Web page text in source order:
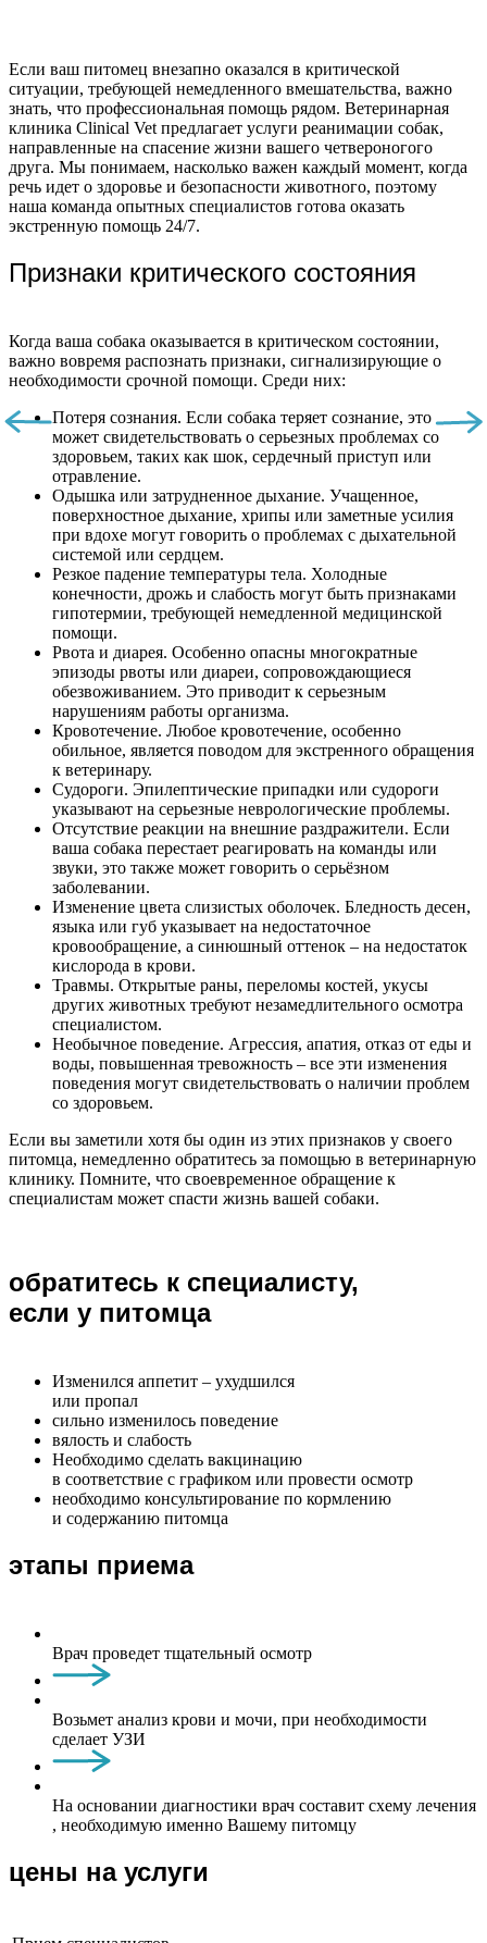
Если ваш питомец внезапно оказался в критической
ситуации, требующей немедленного вмешательства, важно
знать, что профессиональная помощь рядом. Ветеринарная
клиника Clinical Vet предлагает услуги реанимации собак,
направленные на спасение жизни вашего четвероногого
друга. Мы понимаем, насколько важен каждый момент, когда
речь идет о здоровье и безопасности животного, поэтому
наша команда опытных специалистов готова оказать
экстренную помощь 24/7.
Признаки критического состояния
Когда ваша собака оказывается в критическом состоянии,
важно вовремя распознать признаки, сигнализирующие о
необходимости срочной помощи. Среди них:
Потеря сознания. Если собака теряет сознание, это
может свидетельствовать о серьезных проблемах со
здоровьем, таких как шок, сердечный приступ или
отравление.
Одышка или затрудненное дыхание. Учащенное,
поверхностное дыхание, хрипы или заметные усилия
при вдохе могут говорить о проблемах с дыхательной
системой или сердцем.
Резкое падение температуры тела. Холодные
конечности, дрожь и слабость могут быть признаками
гипотермии, требующей немедленной медицинской
помощи.
Рвота и диарея. Особенно опасны многократные
эпизоды рвоты или диареи, сопровождающиеся
обезвоживанием. Это приводит к серьезным
нарушениям работы организма.
Кровотечение. Любое кровотечение, особенно
обильное, является поводом для экстренного обращения
к ветеринару.
Судороги. Эпилептические припадки или судороги
указывают на серьезные неврологические проблемы.
Отсутствие реакции на внешние раздражители. Если
ваша собака перестает реагировать на команды или
звуки, это также может говорить о серьёзном
заболевании.
Изменение цвета слизистых оболочек. Бледность десен,
языка или губ указывает на недостаточное
кровообращение, а синюшный оттенок – на недостаток
кислорода в крови.
Травмы. Открытые раны, переломы костей, укусы
других животных требуют незамедлительного осмотра
специалистом.
Необычное поведение. Агрессия, апатия, отказ от еды и
воды, повышенная тревожность – все эти изменения
поведения могут свидетельствовать о наличии проблем
со здоровьем.
Если вы заметили хотя бы один из этих признаков у своего
питомца, немедленно обратитесь за помощью в ветеринарную
клинику. Помните, что своевременное обращение к
специалистам может спасти жизнь вашей собаки.
обратитесь к специалисту,
если у питомца
Изменился аппетит – ухудшился
или пропал
сильно изменилось поведение
вялость и слабость
Необходимо сделать вакцинацию
в соответствие с графиком или провести осмотр
необходимо консультирование по кормлению
и содержанию питомца
этапы приема
Врач проведет тщательный осмотр
Возьмет анализ крови и мочи, при необходимости
сделает УЗИ
На основании диагностики врач составит схему лечения
, необходимую именно Вашему питомцу
цены на услуги